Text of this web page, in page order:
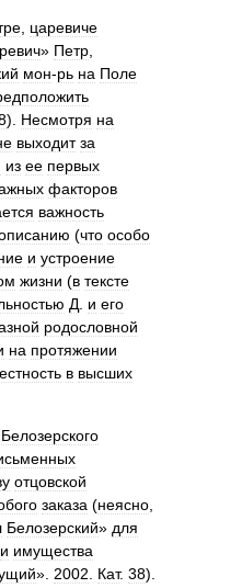
царевиче
» Петр
мон-рь на Поле
). Несмотря на
выходит за
из ее первых
факторов
важность
(что особо
и устроение
жизни (в тексте
Д и его
родословной
на протяжении
в высших
Белозерского
отцовской
заказа (неясно
Белозерский» для
и имущества
». 2002 Кат. 38).